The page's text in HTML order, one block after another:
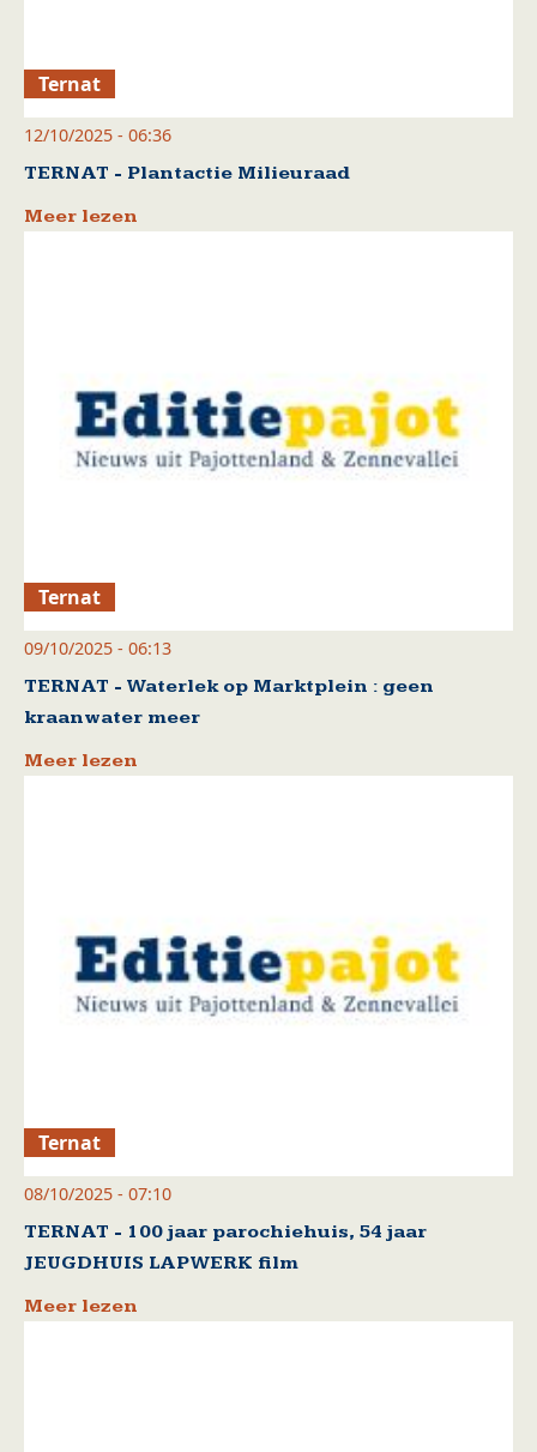
Ternat
12/10/2025 - 06:36
TERNAT - Plantactie Milieuraad
Meer lezen
Ternat
09/10/2025 - 06:13
TERNAT - Waterlek op Marktplein : geen
kraanwater meer
Meer lezen
Ternat
08/10/2025 - 07:10
TERNAT - 100 jaar parochiehuis, 54 jaar
JEUGDHUIS LAPWERK film
Meer lezen